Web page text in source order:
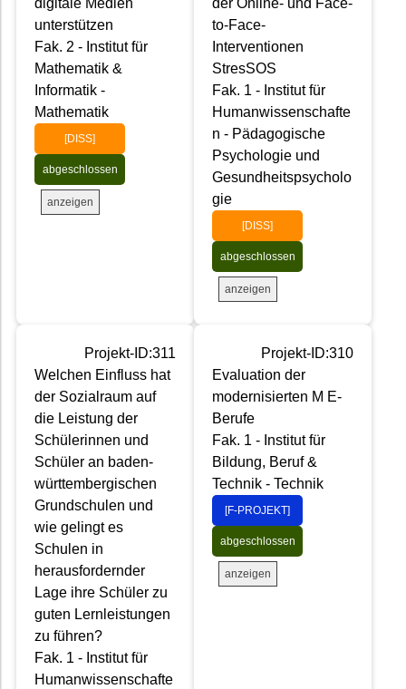
unterstützen
Fak. 2 - Institut für
Mathematik &
Informatik -
Mathematik
[DISS]
abgeschlossen
anzeigen
to-Face-
Interventionen
StresSOS
Fak. 1 - Institut für
Humanwissenschafte
n - Pädagogische
Psychologie und
Gesundheitspsycholo
gie
[DISS]
abgeschlossen
anzeigen
Projekt-ID:311
Welchen Einfluss hat
der Sozialraum auf
die Leistung der
Schülerinnen und
Schüler an baden-
württembergischen
Grundschulen und
wie gelingt es
Schulen in
herausfordernder
Lage ihre Schüler zu
guten Lernleistungen
zu führen?
Fak. 1 - Institut für
Humanwissenschafte
Projekt-ID:310
Evaluation der
modernisierten M E-
Berufe
Fak. 1 - Institut für
Bildung, Beruf &
Technik - Technik
[F-PROJEKT]
abgeschlossen
anzeigen